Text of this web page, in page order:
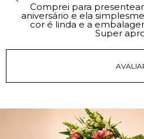
Comprei para
aniversário e ela
cor é linda e a
Super